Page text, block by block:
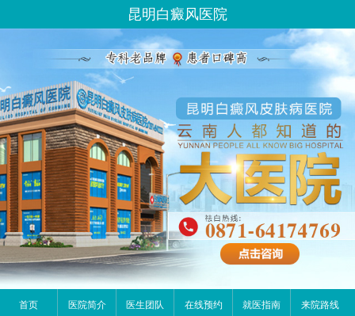
昆明白癜风医院
首页 医院简介 医生团队 在线预约 就医指南 来院路线